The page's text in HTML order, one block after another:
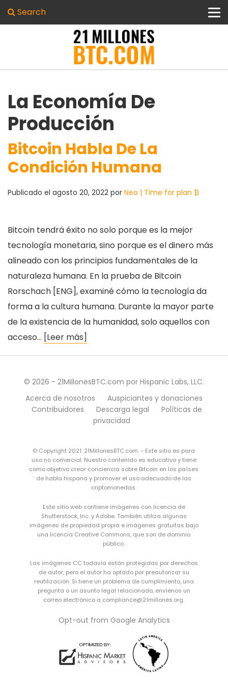
Search
La Economía De
Producción
Bitcoin Habla De La
Condición Humana
Publicado el agosto 20, 2022 por Neo | Time for plan ₿
Bitcoin tendrá éxito no solo porque es la mejor
tecnología monetaria, sino porque es el dinero más
alineado con los principios fundamentales de la
naturaleza humana. En la prueba de Bitcoin
Rorschach [ENG], examiné cómo la tecnología da
forma a la cultura humana. Durante la mayor parte
de la existencia de la humanidad, solo aquellos con
acceso… [Leer más]
© 2026 - 21MillonesBTC.com por Hispanic Labs, LLC.
Acerca de nosotros
Auspiciantes y donaciones
Contribuidores
Descarga legal
Políticas de
privacidad
© Copyright 2021. 21MillonesBTC.com. - Este sitio es para
uso no comercial. Nuestro contenido es educativo y tiene
como objetivo crear conciencia sobre Bitcoin en los países
de habla hispana y promover el uso adecuado de las
criptomonedas.
Este sitio web contiene imágenes con licencia de
Shutterstock, Inc. y Adobe. También utiliza algunas
imágenes de propiedad propia e imágenes gratuitas bajo
una licencia Creative Commons, que son de dominio
público.
Las imágenes CC todavía están protegidas por derechos
de autor, pero el autor ha optado por preautorizar su
reutilización. Si tiene un problema de cumplimiento, una
pregunta o un asunto legal relacionado, envíenos un
correo electrónico a compliance@21millones.org.
Opt-out from Google Analytics